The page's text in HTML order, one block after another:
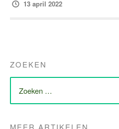
13 april 2022
ZOEKEN
ZOEK
NAAR: